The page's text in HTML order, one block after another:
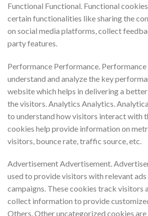
Functional Functional. Functional
certain functionalities like sharing the
on social media platforms, collect
party features.
Performance Performance.
understand and analyze the key
website which helps in delivering a
the visitors. Analytics Analytics.
to understand how visitors interact with
cookies help provide information on
visitors, bounce rate, traffic source, etc.
Advertisement Advertisement.
used to provide visitors with relevant
campaigns. These cookies track visitors
collect information to provide
Others. Other uncategorized cookies